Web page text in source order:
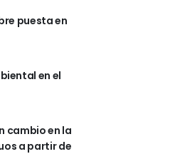
puesta en
en el
cambio en la
a partir de